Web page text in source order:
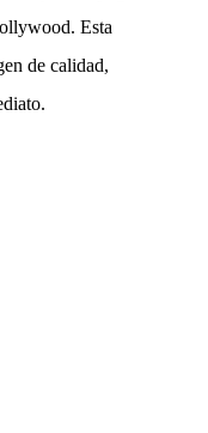
Esta
de calidad,